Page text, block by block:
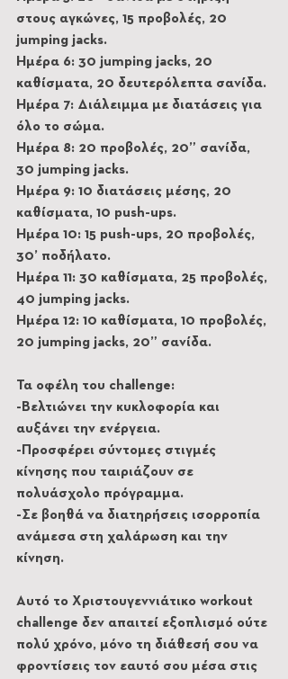
στους αγκώνες, 15 προβολές, 20
jumping jacks.
Ημέρα 6: 30 jumping jacks, 20
καθίσματα, 20 δευτερόλεπτα σανίδα.
Ημέρα 7: Διάλειμμα με διατάσεις για
όλο το σώμα.
Ημέρα 8: 20 προβολές, 20” σανίδα,
30 jumping jacks.
Ημέρα 9: 10 διατάσεις μέσης, 20
καθίσματα, 10 push-ups.
Ημέρα 10: 15 push-ups, 20 προβολές,
30’ ποδήλατο.
Ημέρα 11: 30 καθίσματα, 25 προβολές,
40 jumping jacks.
Ημέρα 12: 10 καθίσματα, 10 προβολές,
20 jumping jacks, 20” σανίδα.
Τα οφέλη του challenge:
-Βελτιώνει την κυκλοφορία και
αυξάνει την ενέργεια.
-Προσφέρει σύντομες στιγμές
κίνησης που ταιριάζουν σε
πολυάσχολο πρόγραμμα.
-Σε βοηθά να διατηρήσεις ισορροπία
ανάμεσα στη χαλάρωση και την
κίνηση.
Αυτό το Χριστουγεννιάτικο workout
challenge δεν απαιτεί εξοπλισμό ούτε
πολύ χρόνο, μόνο τη διάθεσή σου να
φροντίσεις τον εαυτό σου μέσα στις